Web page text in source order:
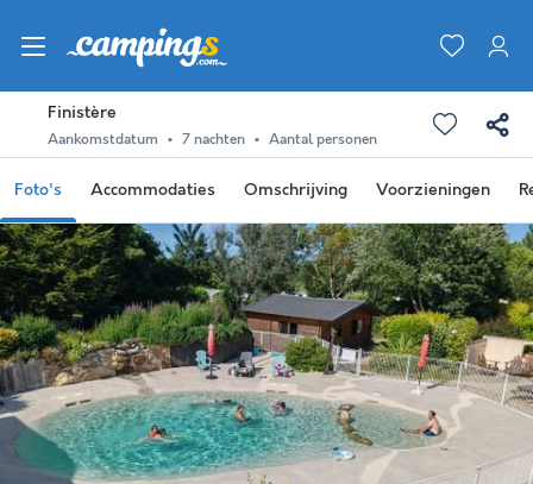
Finistère
Aankomstdatum 7 nachten Aantal personen
Foto's Accommodaties Omschrijving Voorzieningen